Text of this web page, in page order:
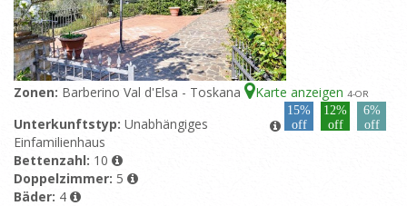
Zonen: Barberino Val d'Elsa - Toskana Karte anzeigen 4-OR
15%
off
12%
off
6%
off
Unterkunftstyp: Unabhängiges
Einfamilienhaus
Bettenzahl: 10
Doppelzimmer: 5
Bäder: 4